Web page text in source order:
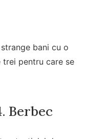
bani cu o
pentru care se
Berbec